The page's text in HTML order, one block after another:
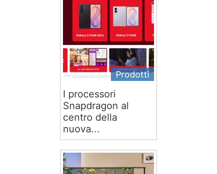
Prodotti
I processori
Snapdragon al
centro della
nuova...